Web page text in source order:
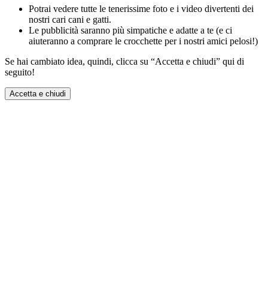
Potrai vedere tutte le tenerissime foto e i video divertenti dei
nostri cari cani e gatti.
Le pubblicità saranno più simpatiche e adatte a te (e ci
aiuteranno a comprare le crocchette per i nostri amici pelosi!)
Se hai cambiato idea, quindi, clicca su “Accetta e chiudi” qui di
seguito!
Accetta e chiudi